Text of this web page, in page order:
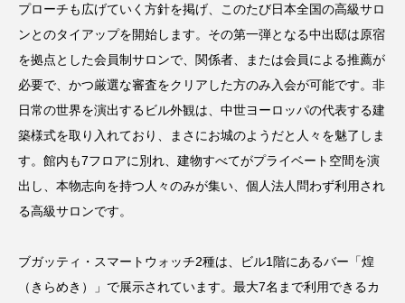
プローチも広げていく方針を掲げ、このたび日本全国の高級サロ
ンとのタイアップを開始します。その第一弾となる中出邸は原宿
を拠点とした会員制サロンで、関係者、または会員による推薦が
必要で、かつ厳選な審査をクリアした方のみ入会が可能です。非
日常の世界を演出するビル外観は、中世ヨーロッパの代表する建
築様式を取り入れており、まさにお城のようだと人々を魅了しま
す。館内も7フロアに別れ、建物すべてがプライベート空間を演
出し、本物志向を持つ人々のみが集い、個人法人問わず利用され
る高級サロンです。
ブガッティ・スマートウォッチ2種は、ビル1階にあるバー「煌
（きらめき）」で展示されています。最大7名まで利用できるカ